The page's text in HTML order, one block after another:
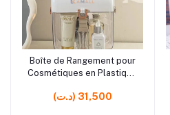
rrrrrr4
Ajouter au panier
Boîte de Rangement pour
Cosmétiques en Plastique
pour Maquillage et
(د.ت) 31,500